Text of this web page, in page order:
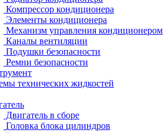
Компрессор кондиционера
Элементы кондиционера
Механизм управления кондиционером
Каналы вентиляции
Подушки безопасности
Ремни безопасности
технических жидкостей
Двигатель в сборе
Головка блока цилиндров